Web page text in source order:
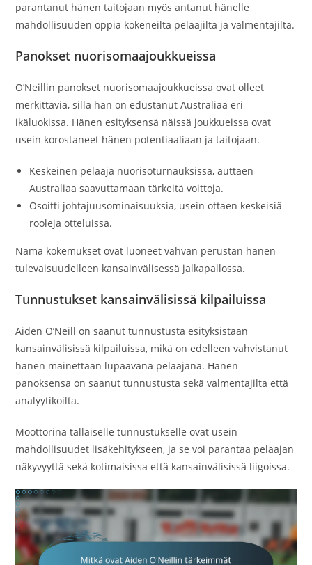
parantanut hänen taitojaan myös antanut hänelle
mahdollisuuden oppia kokeneilta pelaajilta ja valmentajilta.
Panokset nuorisomaajoukkueissa
O’Neillin panokset nuorisomaajoukkueissa ovat olleet
merkittäviä, sillä hän on edustanut Australiaa eri
ikäluokissa. Hänen esityksensä näissä joukkueissa ovat
usein korostaneet hänen potentiaaliaan ja taitojaan.
Keskeinen pelaaja nuorisoturnauksissa, auttaen
Australiaa saavuttamaan tärkeitä voittoja.
Osoitti johtajuusominaisuuksia, usein ottaen keskeisiä
rooleja otteluissa.
Nämä kokemukset ovat luoneet vahvan perustan hänen
tulevaisuudelleen kansainvälisessä jalkapallossa.
Tunnustukset kansainvälisissä kilpailuissa
Aiden O’Neill on saanut tunnustusta esityksistään
kansainvälisissä kilpailuissa, mikä on edelleen vahvistanut
hänen mainettaan lupaavana pelaajana. Hänen
panoksensa on saanut tunnustusta sekä valmentajilta että
analyytikoilta.
Moottorina tällaiselle tunnustukselle ovat usein
mahdollisuudet lisäkehitykseen, ja se voi parantaa pelaajan
näkyvyyttä sekä kotimaisissa että kansainvälisissä liigoissa.